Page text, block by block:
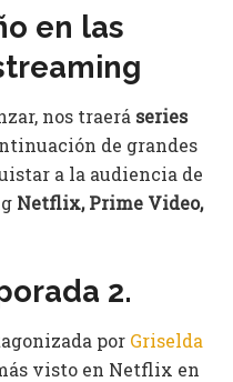
en las
nos traerá series
de grandes
a la audiencia de
Netflix, Prime Video,
2.
por Griselda
visto en Netflix en